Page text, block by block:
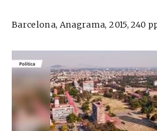
Barcelona, Anagrama, 2015, 240